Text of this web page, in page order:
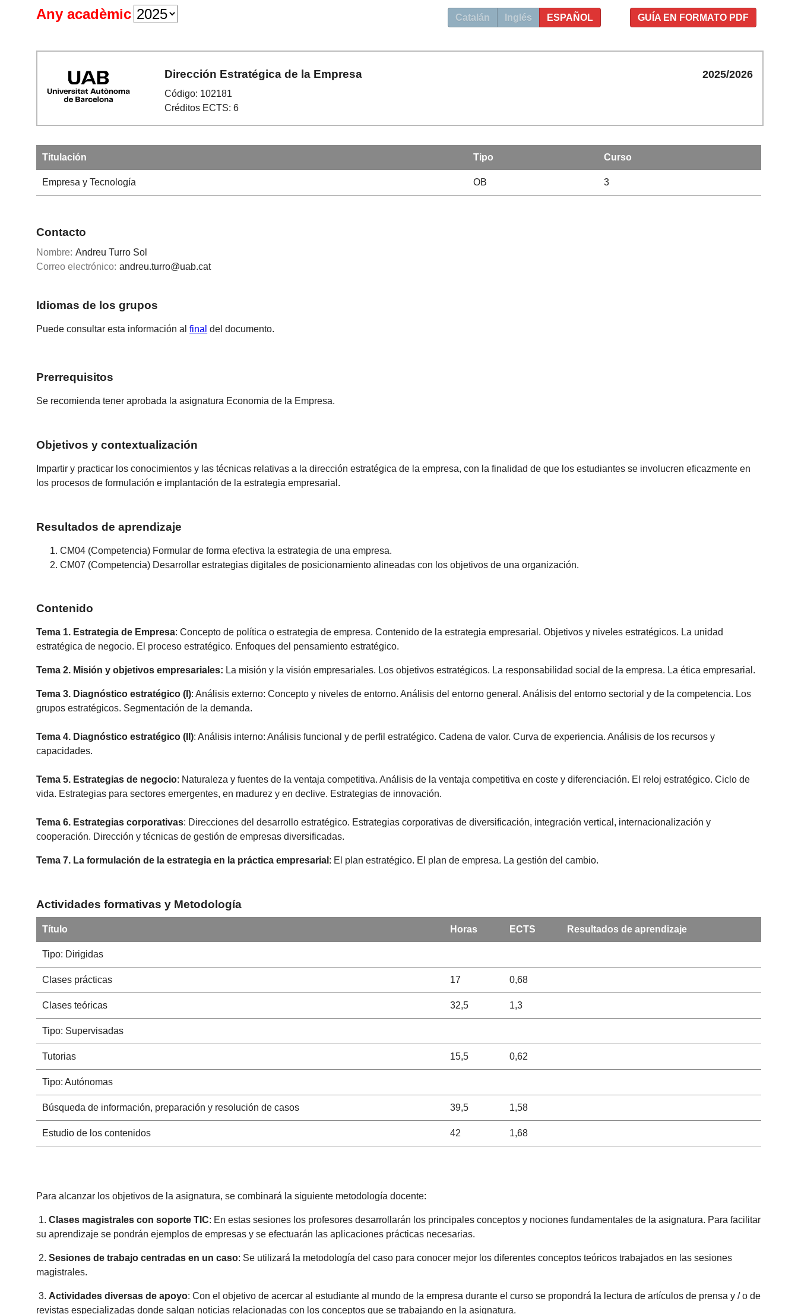
GUÍA EN FORMATO PDF
Catalán Inglés ESPAÑOL
Any acadèmic
Dirección Estratégica de la Empresa
Código: 102181
Créditos ECTS: 6
2025/2026
Titulación Tipo Curso
Empresa y Tecnología OB 3
Contacto
Nombre: Andreu Turro Sol
Correo electrónico: andreu.turro@uab.cat
Idiomas de los grupos
Puede consultar esta información alfinal del documento.
Prerrequisitos
Se recomienda tener aprobada la asignatura Economia de la Empresa.
Objetivos y contextualización
Impartir y practicar los conocimientos y las técnicas relativas a la dirección estratégica de la empresa, con la finalidad de que los estudiantes se involucren eficazmente en
los procesos de formulación e implantación de la estrategia empresarial.
Resultados de aprendizaje
CM04 (Competencia) Formular de forma efectiva la estrategia de una empresa.
CM07 (Competencia) Desarrollar estrategias digitales de posicionamiento alineadas con los objetivos de una organización.
Contenido
Tema 1. Estrategia de Empresa: Concepto de política o estrategia de empresa. Contenido de la estrategia empresarial. Objetivos y niveles estratégicos. La unidad
estratégica de negocio. El proceso estratégico. Enfoques del pensamiento estratégico.
Tema 2. Misión y objetivos empresariales: La misión y la visión empresariales. Los objetivos estratégicos. La responsabilidad social de la empresa. La ética empresarial.
Tema 3. Diagnóstico estratégico (I): Análisis externo: Concepto y niveles de entorno. Análisis del entorno general. Análisis del entorno sectorial y de la competencia. Los
grupos estratégicos. Segmentación de la demanda.
Tema 4. Diagnóstico estratégico (II): Análisis interno: Análisis funcional y de perfil estratégico. Cadena de valor. Curva de experiencia. Análisis de los recursos y
capacidades.
Tema 5. Estrategias de negocio: Naturaleza y fuentes de la ventaja competitiva. Análisis de la ventaja competitiva en coste y diferenciación. El reloj estratégico. Ciclo de
vida. Estrategias para sectores emergentes, en madurez y en declive. Estrategias de innovación.
Tema 6. Estrategias corporativas: Direcciones del desarrollo estratégico. Estrategias corporativas de diversificación, integración vertical, internacionalización y
cooperación. Dirección y técnicas de gestión de empresas diversificadas.
Tema 7. La formulación de la estrategia en la práctica empresarial : El plan estratégico. El plan de empresa. La gestión del cambio.
Actividades formativas y Metodología
Título Horas ECTS Resultados de aprendizaje
Tipo: Dirigidas
Clases prácticas 17 0,68
Clases teóricas 32,5 1,3
Tipo: Supervisadas
Tutorias 15,5 0,62
Tipo: Autónomas
Búsqueda de información, preparación y resolución de casos 39,5 1,58
Estudio de los contenidos 42 1,68
Para alcanzar los objetivos de la asignatura, se combinará la siguiente metodología docente:
1.Clases magistrales con soporte TIC: En estas sesiones los profesores desarrollarán los principales conceptos y nociones fundamentales de la asignatura. Para facilitar
su aprendizaje se pondrán ejemplos de empresas y se efectuarán las aplicaciones prácticas necesarias.
2.Sesiones de trabajo centradas en un caso: Se utilizará la metodología del caso para conocer mejor los diferentes conceptos teóricos trabajados en las sesiones
magistrales.
3. Actividades diversas de apoyo: Con el objetivo de acercar al estudiante al mundo de la empresa durante el curso se propondrá la lectura de artículos de prensa y / o de
revistas especializadas donde salgan noticias relacionadas con los conceptos que se trabajando en la asignatura.